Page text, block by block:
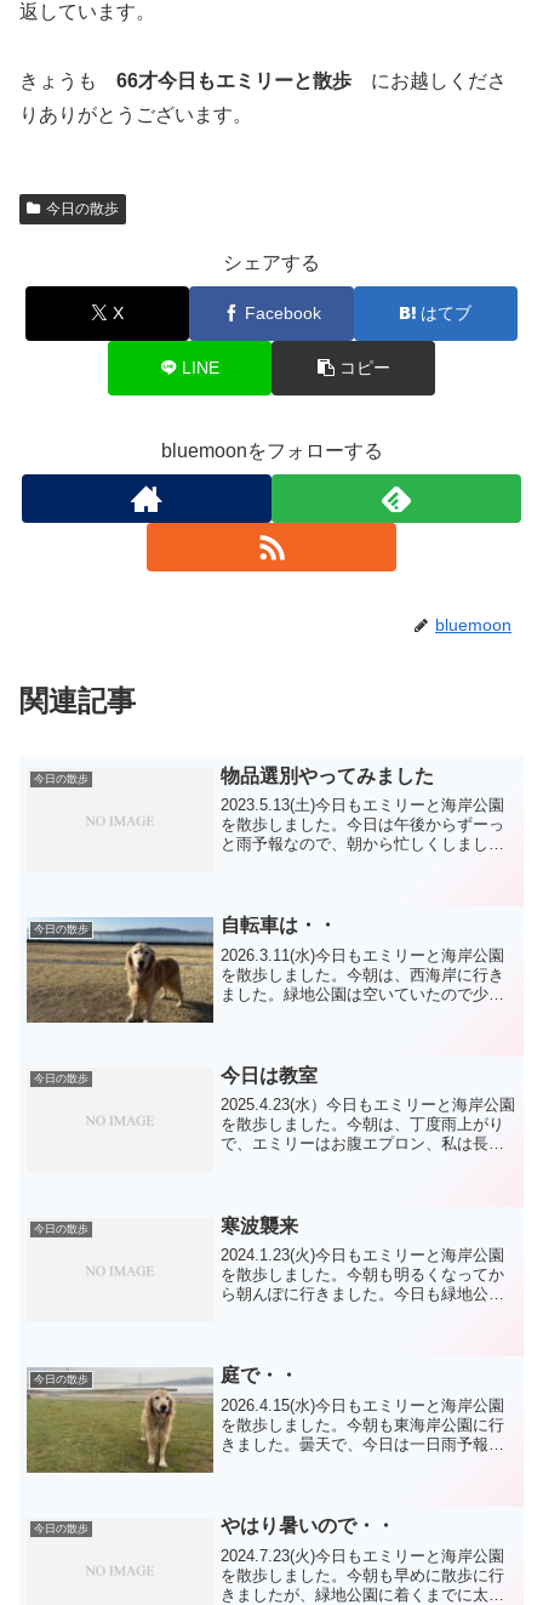
返しています。
きょうも 66才今日もエミリーと散歩 にお越しくださ
りありがとうございます。
今日の散歩
シェアする
X Facebook はてブ
LINE コピー
bluemoonをフォローする
bluemoon
関連記事
今日の散歩 物品選別やってみました
2023.5.13(土)今日もエミリーと海岸公園
を散歩しました。今日は午後からずーっ
と雨予報なので、朝から忙しくしまし
もらいました。...
今日の散歩 自転車は・・
2026.3.11(水)今日もエミリーと海岸公園
を散歩しました。今朝は、西海岸に行き
ました。緑地公園は空いていたので少し
月から道交法...
今日の散歩 今日は教室
2025.4.23(水）今日もエミリーと海岸公園
を散歩しました。今朝は、丁度雨上がり
で、エミリーはお腹エプロン、私は長靴
君 達に会い...
今日の散歩 寒波襲来
2024.1.23(火)今日もエミリーと海岸公園
を散歩しました。今朝も明るくなってか
ら朝んぽに行きました。今日も緑地公園
対の端を、紐...
今日の散歩 庭で・・
2026.4.15(水)今日もエミリーと海岸公園
を散歩しました。今朝も東海岸公園に行
きました。曇天で、今日は一日雨予報
けませんでした...
今日の散歩 やはり暑いので・・
2024.7.23(火)今日もエミリーと海岸公園
を散歩しました。今朝も早めに散歩に行
きましたが、緑地公園に着くまでに太陽